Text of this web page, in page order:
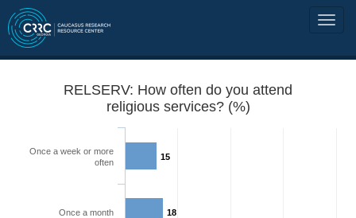
RELSERV: How often do you attend
religious services? (%)
15
18
Once a week or more
often
Once a month